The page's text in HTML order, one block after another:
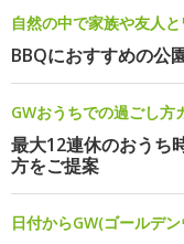
自然の中で家族や友人
BBQにおすすめの公
GWおうちでの過ごし方
最大12連休のおうち
方をご提案
日付からGW(ゴールデ